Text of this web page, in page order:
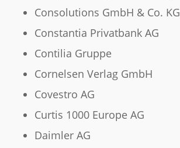
Consolutions GmbH & Co. KG
Constantia Privatbank AG
Contilia Gruppe
Cornelsen Verlag GmbH
Covestro AG
Curtis 1000 Europe AG
Daimler AG